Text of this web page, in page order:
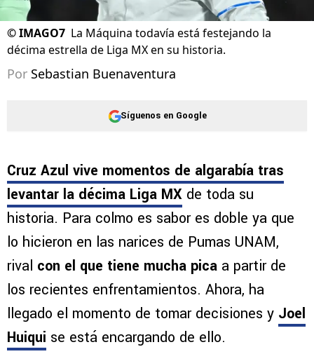
©IMAGO7 La Máquina todavía está festejando la
décima estrella de Liga MX en su historia.
Por Sebastian Buenaventura
Síguenos en Google
Cruz Azul vive momentos de algarabía tras
levantar la décima Liga MX de toda su
historia. Para colmo es sabor es doble ya que
lo hicieron en las narices de Pumas UNAM,
rival con el que tiene mucha pica a partir de
los recientes enfrentamientos. Ahora, ha
llegado el momento de tomar decisiones y Joel
Huiqui se está encargando de ello.